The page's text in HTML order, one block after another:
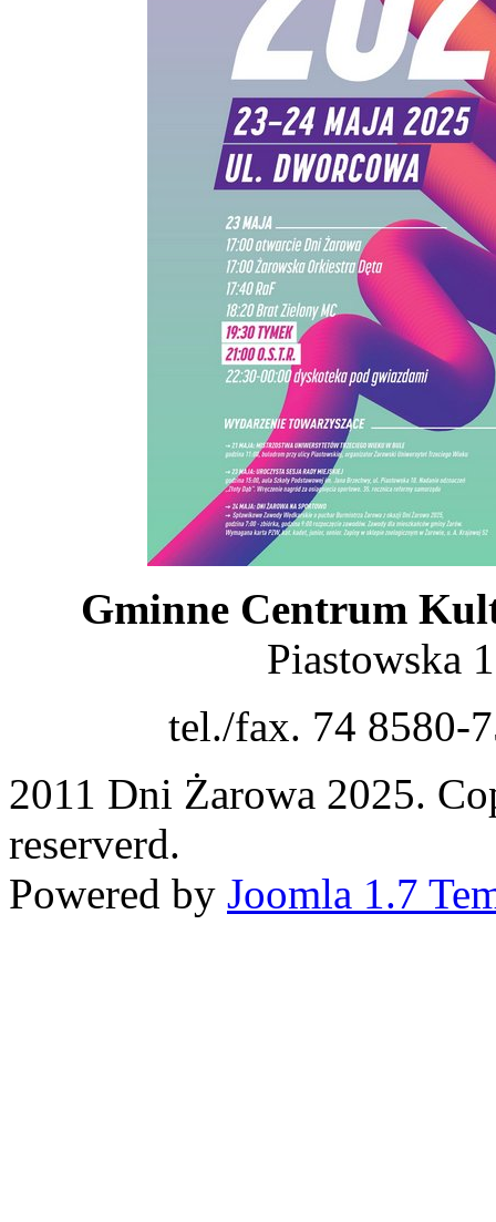
Gminne Centrum
Piastowska
tel./fax. 74 8580-
2011 Dni Żarowa 2025.
reserverd.
Powered by Joomla 1.7